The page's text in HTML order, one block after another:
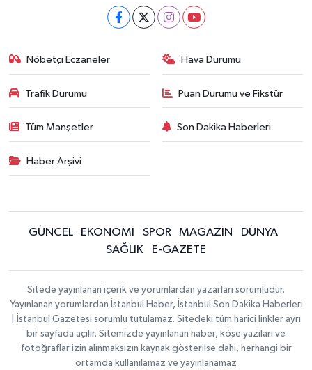
Nöbetçi Eczaneler Hava Durumu
Trafik Durumu Puan Durumu ve Fikstür
Tüm Manşetler Son Dakika Haberleri
Haber Arşivi
GÜNCEL EKONOMİ SPOR MAGAZİN
DÜNYA
SAĞLIK
E-GAZETE
Sitede yayınlanan içerik ve yorumlardan yazarları sorumludur.
Yayınlanan yorumlardan İstanbul Haber, İstanbul Son Dakika Haberleri
| İstanbul Gazetesi sorumlu tutulamaz. Sitedeki tüm harici linkler ayrı
bir sayfada açılır. Sitemizde yayınlanan haber, köşe yazıları ve
fotoğraflar izin alınmaksızın kaynak gösterilse dahi, herhangi bir
ortamda kullanılamaz ve yayınlanamaz